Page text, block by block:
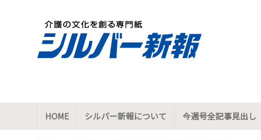
HOME シルバー新報について 今週号全記事見出し